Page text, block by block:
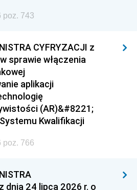
poz. 743
CYFRYZACJI z
sprawie włączenia
aplikacji
(AR)&#8221;
Kwalifikacji
poz. 766
dnia 24 lipca 2026 r. o